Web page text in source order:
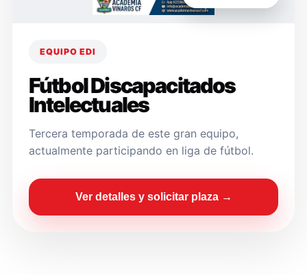
EQUIPO EDI
Fútbol Discapacitados
Intelectuales
Tercera temporada de este gran equipo,
actualmente participando en liga de fútbol.
Ver detalles y solicitar plaza →